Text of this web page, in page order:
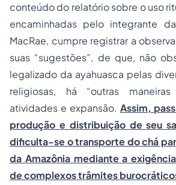
conteúdo do relatório sobre o uso
encaminhadas pelo integrante
MacRae, cumpre registrar a
suas “sugestões”, de que, não
legalizado da ayahuasca pelas
religiosas, há “outras
atividades e expansão. Assim,
produção e distribuição de seu
dificulta-se o transporte do chá
da Amazônia mediante a
de complexos trâmites